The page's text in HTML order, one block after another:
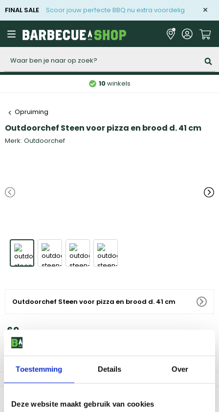
Toestemming Details Over
Deze website maakt gebruik van cookies
FINAL SALE Scoor jouw perfecte BBQ nu extra voordelig
10winkels
Opruiming
Outdoorchef Steen voor pizza en brood d. 41 cm
Merk: Outdoorchef
Outdoorchef Steen voor pizza en brood d. 41 cm
69
Voor 18:00 besteld, morgen in huis
Productomschrijving